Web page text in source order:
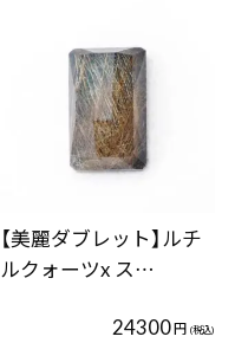
【美麗ダブレット】ルチ
ルクォーツx ス…
24300円 (税込)